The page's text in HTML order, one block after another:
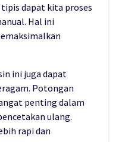
dapat kita proses
Hal ini
ini juga dapat
Potongan
penting dalam
ulang.
rapi dan